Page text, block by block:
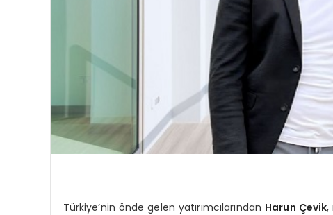
Türkiye’nin önde gelen yatırımcılarından Harun Çevik,